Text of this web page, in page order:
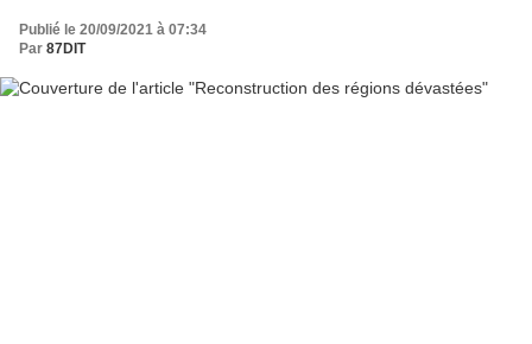
Publié le 20/09/2021 à 07:34
Par 87DIT